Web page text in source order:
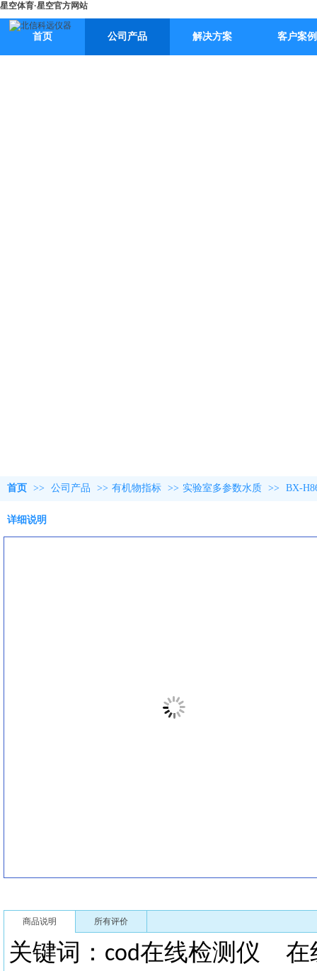
星空体育·星空官方网站
首页 公司产品 解决方案 客户案例
首页 >> 公司产品 >> 有机物指标 >> 实验室多参数水质 >> BX-
详细说明
商品说明 所有评价
关键词： cod在线检测仪
在